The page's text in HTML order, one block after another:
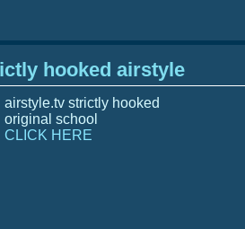
hooked airstyle
airstyle.tv strictly hooked
original school
CLICK HERE